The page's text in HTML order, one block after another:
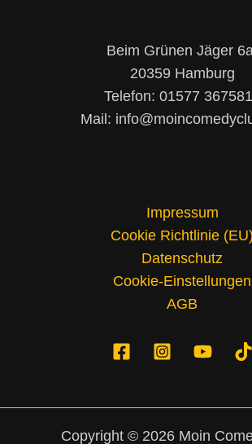
Beim Grünen Jäger
20359 Hamburg
Telefon: 01577
Mail:
Impressum
Cookie Richtlinie (EU)
Datenschutz
Cookie-Einstellungen
AGB
Copyright © 2026 Moin